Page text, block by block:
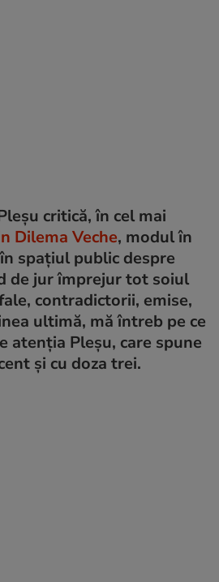
critică, în cel mai
Dilema Veche, modul în
spațiul public despre
de jur împrejur tot soiul
contradictorii, emise,
ultimă, mă întreb pe ce
atenția Pleșu, care spune
și cu doza trei.